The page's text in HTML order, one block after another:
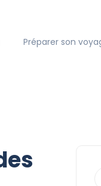
Préparer son